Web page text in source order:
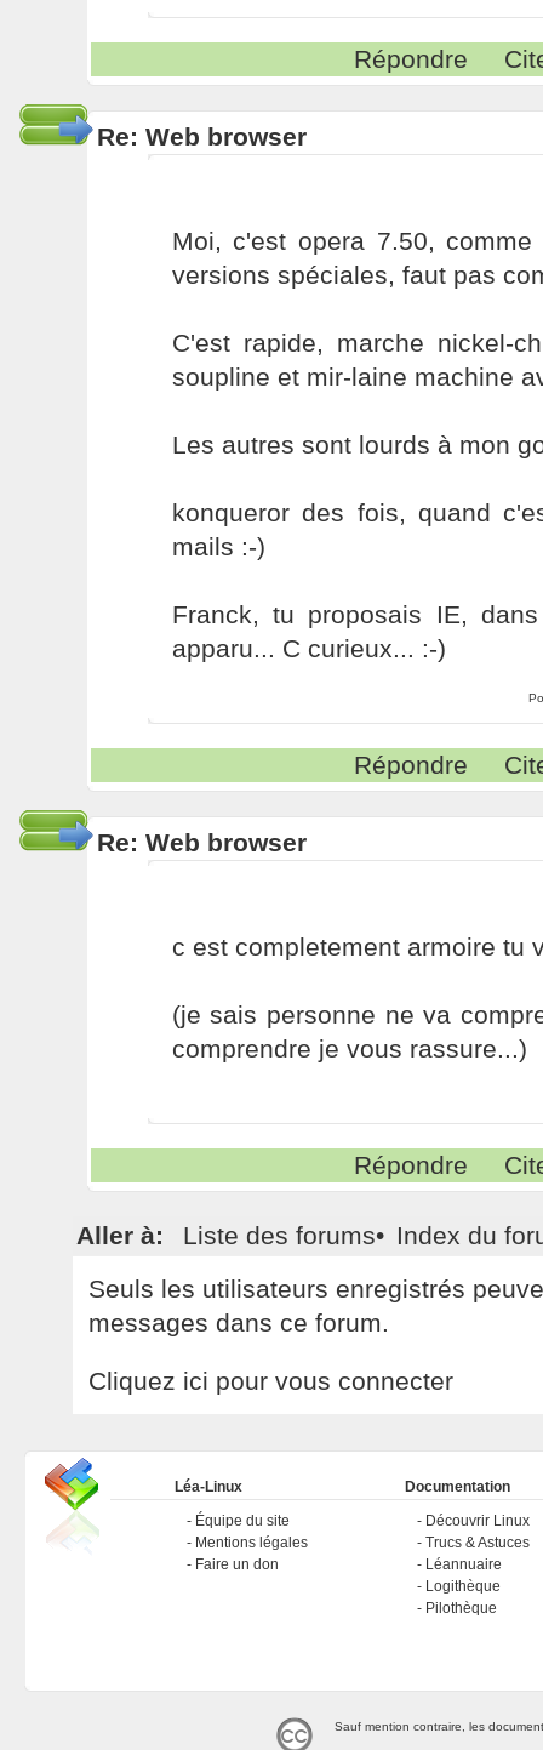
Répondre
Re: Web browser
Moi, c'est opera 7.50,
versions spéciales, faut pas
C'est rapide, marche nickel-
soupline et mir-laine machine
Les autres sont lourds à mon
konqueror des fois, quand
mails :-)
Franck, tu proposais IE,
apparu... C curieux... :-)
Répondre
Re: Web browser
c est completement armoire tu
(je sais personne ne va
comprendre je vous rassure...)
Répondre
Aller à: Liste des forums• Index du
Seuls les utilisateurs enregistrés
messages dans ce forum.
Cliquez ici pour vous connecter
Léa-Linux
Équipe du site
Mentions légales
Faire un don
Documentation
Découvrir Linux
Trucs & Astuces
Léannuaire
Logithèque
Pilothèque
Sauf mention contraire, les